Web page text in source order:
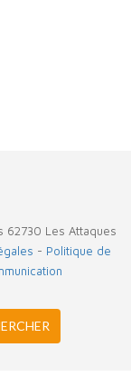
62730 Les Attaques
- Politique de